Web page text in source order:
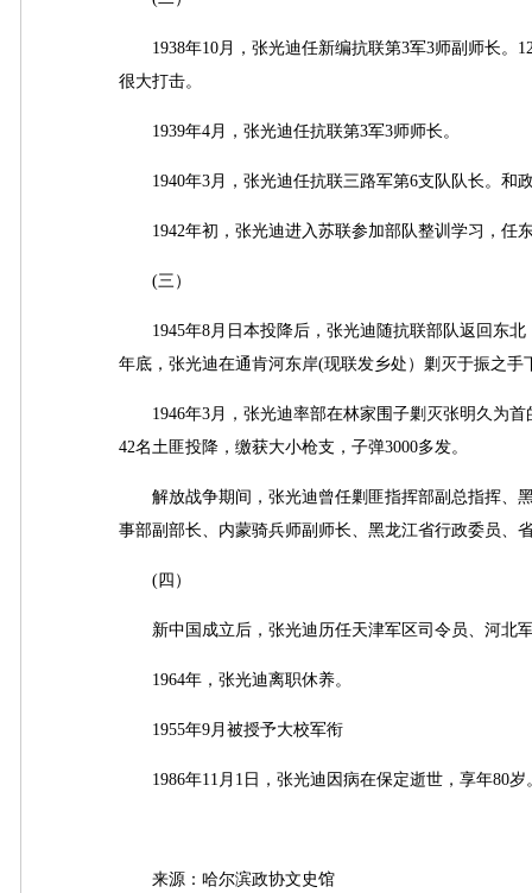
1938年10月，张光迪任新编抗联第3军3师副师长。
很大打击。
1939年4月，张光迪任抗联第3军3师师长。
1940年3月，张光迪任抗联三路军第6支队队长。和
1942年初，张光迪进入苏联参加部队整训学习，任
(三）
1945年8月日本投降后，张光迪随抗联部队返回东北
年底，张光迪在通肯河东岸(现联发乡处）剿灭于振之
1946年3月，张光迪率部在林家围子剿灭张明久为首
42名土匪投降，缴获大小枪支，子弹3000多发。
解放战争期间，张光迪曾任剿匪指挥部副总指挥、黑
事部副部长、内蒙骑兵师副师长、黑龙江省行政委员、
(四）
新中国成立后，张光迪历任天津军区司令员、河北
1964年，张光迪离职休养。
1955年9月被授予大校军衔
1986年11月1日，张光迪因病在保定逝世，享年80岁
来源：哈尔滨政协文史馆